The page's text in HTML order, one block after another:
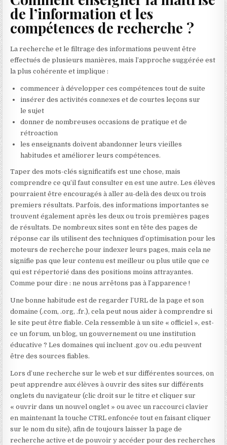
de l’information et les
compétences de recherche ?
La recherche et le filtrage des informations peuvent être
effectués de plusieurs manières, mais l’approche suggérée est
la plus cohérente et implique :
commencer à développer ces compétences tout de suite
insérer des activités connexes et de courtes leçons sur
le sujet
donner de nombreuses occasions de pratique et de
rétroaction
les enseignants doivent abandonner leurs vieilles
habitudes et améliorer leurs compétences.
Taper des mots-clés significatifs est une chose, mais
comprendre ce qu’il faut consulter en est une autre. Les élèves
pourraient être encouragés à aller au-delà des deux ou trois
premiers résultats. Parfois, des informations importantes se
trouvent également après les deux ou trois premières pages
de résultats. De nombreux sites sont en tête des pages de
réponse car ils utilisent des techniques d’optimisation pour les
moteurs de recherche pour indexer leurs pages, mais cela ne
signifie pas que leur contenu est meilleur ou plus utile que ce
qui est répertorié dans des positions moins attrayantes.
Comme pour dire : ne nous arrêtons pas à l’apparence !
Une bonne habitude est de regarder l’URL de la page et son
domaine (.com, .org, .fr.), cela peut nous aider à comprendre si
le site peut être fiable. Cela ressemble à un site « officiel », est-
ce un forum, un blog, un gouvernement ou une institution
éducative ? Les domaines qui incluent .gov ou .edu peuvent
être des sources fiables.
Lors d’une recherche sur le web et sur différentes sources, on
peut apprendre aux élèves à ouvrir des sites sur différents
onglets du navigateur (clic droit sur le titre et cliquer sur
« ouvrir dans un nouvel onglet » ou avec un raccourci clavier
en maintenant la touche CTRL enfoncée tout en faisant cliquer
sur le nom du site), afin de toujours laisser la page de
recherche active et de pouvoir y accéder pour des recherches